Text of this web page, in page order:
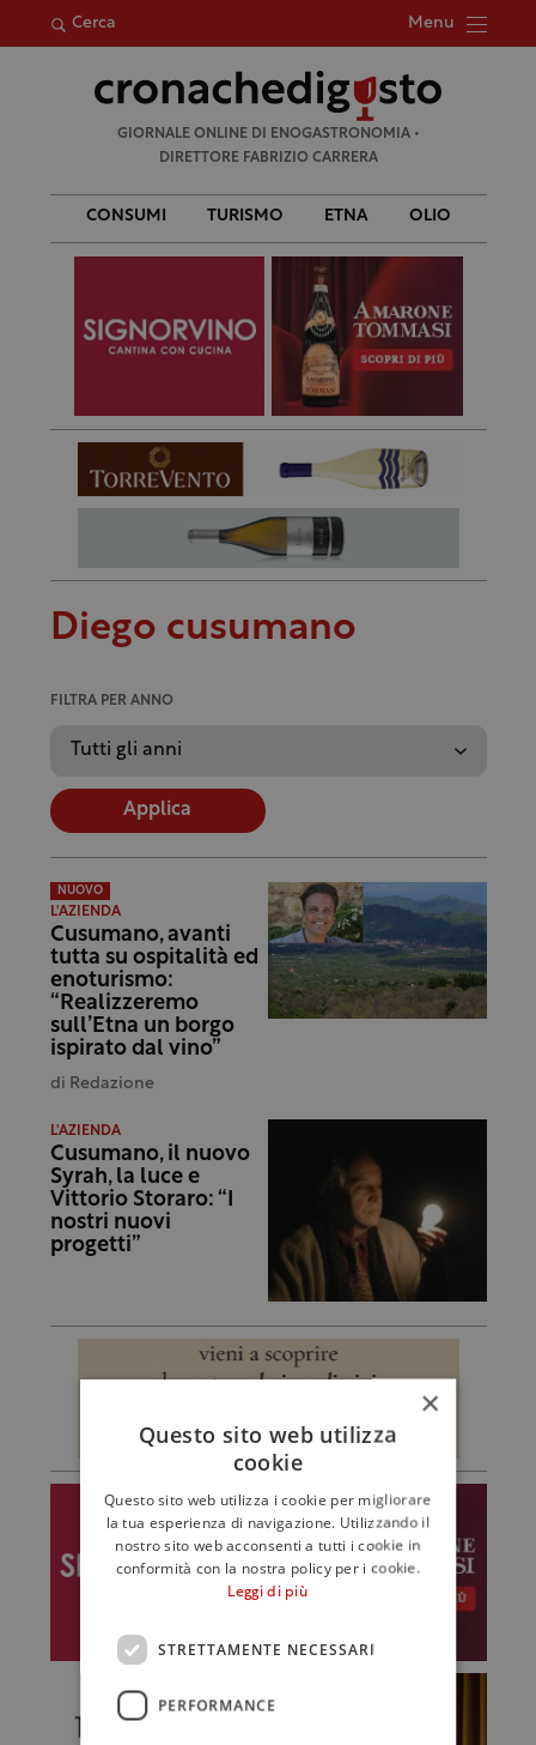
Cerca Menu
per:
GIORNALE ONLINE DI ENOGASTRONOMIA •
DIRETTORE FABRIZIO CARRERA
CONSUMI TURISMO ETNA OLIO
Diego cusumano
FILTRA PER ANNO
Applica
NUOVO
L'AZIENDA
Cusumano, avanti
tutta su ospitalità ed
enoturismo:
“Realizzeremo
sull’Etna un borgo
ispirato dal vino”
di Redazione
L'AZIENDA
Cusumano, il nuovo
Syrah, la luce e
Vittorio Storaro: “I
nostri nuovi
progetti”
×
Questo sito web utilizza
cookie
Questo sito web utilizza i cookie per migliorare
la tua esperienza di navigazione. Utilizzando il
nostro sito web acconsenti a tutti i cookie in
conformità con la nostra policy per i cookie.
Leggi di più
STRETTAMENTE NECESSARI
PERFORMANCE